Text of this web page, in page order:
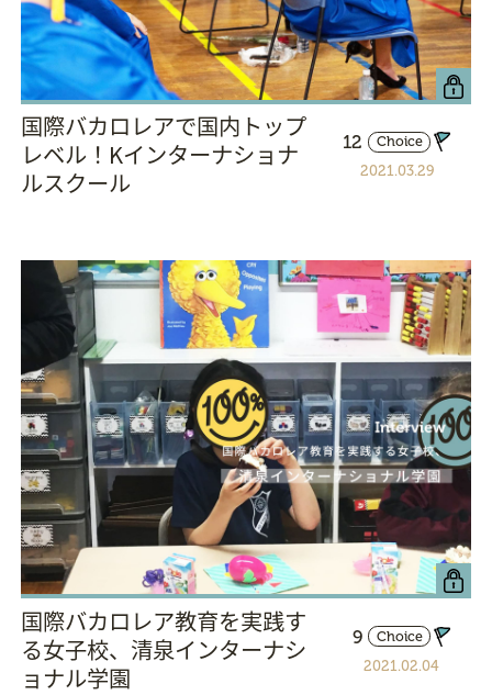
国際バカロレアで国内トップ
レベル！Kインターナショナ
ルスクール
12
Choice
2021.03.29
国際バカロレア教育を実践す
る女子校、清泉インターナシ
ョナル学園
9
Choice
2021.02.04